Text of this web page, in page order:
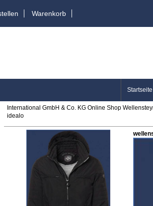
Warenkorb
Startseite
International GmbH & Co. KG Online Shop
idealo